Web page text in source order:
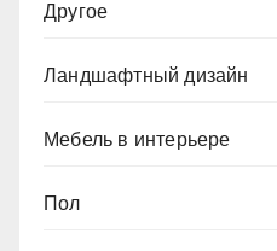
Другое
Ландшафтный дизайн
Мебель в интерьере
Пол